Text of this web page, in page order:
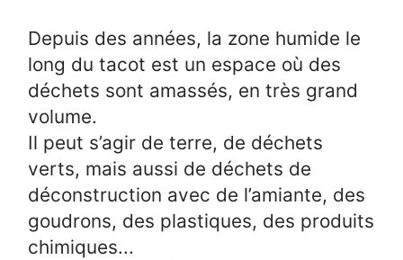
Depuis des années, la zone humide le
long du tacot est un espace où des
déchets sont amassés, en très grand
volume.
Il peut s’agir de terre, de déchets
verts, mais aussi de déchets de
déconstruction avec de l’amiante, des
goudrons, des plastiques, des produits
chimiques...